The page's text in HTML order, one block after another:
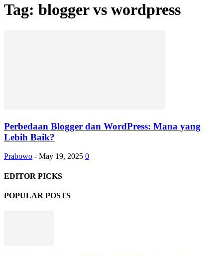
Tag: blogger vs wordpress
Perbedaan Blogger dan WordPress: Mana yang
Lebih Baik?
Prabowo - May 19, 2025 0
EDITOR PICKS
POPULAR POSTS